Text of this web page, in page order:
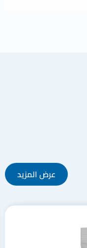
عرض المزيد